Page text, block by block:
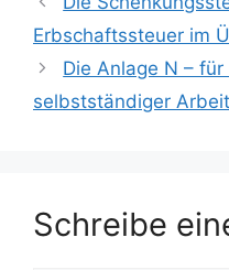
Erbschaftssteuer im
Die Anlage N –
selbstständiger Arbeit
Schreibe